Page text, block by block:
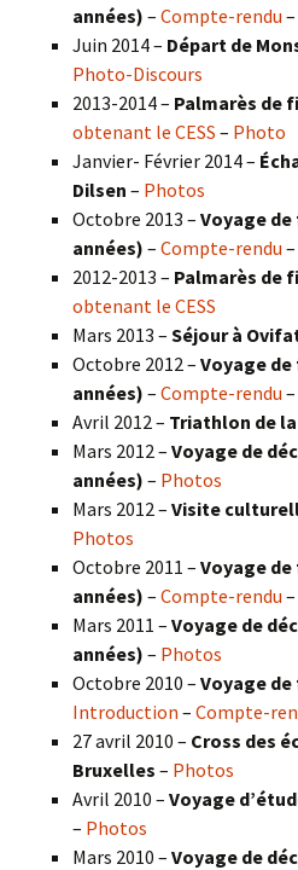
années) – Compte-rendu –
Juin 2014 – Départ de
Photo-Discours
2013-2014 – Palmarès de
obtenant le CESS – Photo
Janvier- Février 2014 –
Dilsen – Photos
Octobre 2013 – Voyage de
années) – Compte-rendu –
2012-2013 – Palmarès de
obtenant le CESS
Mars 2013 – Séjour à
Octobre 2012 – Voyage de
années) – Compte-rendu –
Avril 2012 – Triathlon de la
Mars 2012 – Voyage de
années) – Photos
Mars 2012 – Visite
Photos
Octobre 2011 – Voyage de
années) – Compte-rendu –
Mars 2011 – Voyage de
années) – Photos
Octobre 2010 – Voyage de
Introduction – Compte-
27 avril 2010 – Cross des
Bruxelles – Photos
Avril 2010 – Voyage
– Photos
Mars 2010 – Voyage de